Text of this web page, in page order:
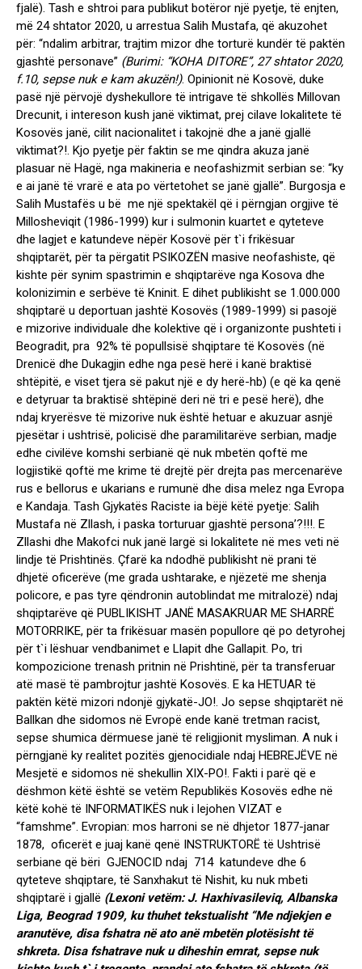
fjalë). Tash e shtroi para publikut botëror një pyetje, të enjten,
më 24 shtator 2020, u arrestua Salih Mustafa, që akuzohet
për: “ndalim arbitrar, trajtim mizor dhe torturë kundër të paktën
gjashtë personave” (Burimi: “KOHA DITORE”, 27 shtator 2020,
f.10, sepse nuk e kam akuzën!). Opinionit në Kosovë, duke
pasë një përvojë dyshekullore të intrigave të shkollës Millovan
Drecunit, i intereson kush janë viktimat, prej cilave lokalitete të
Kosovës janë, cilit nacionalitet i takojnë dhe a janë gjallë
viktimat?!. Kjo pyetje për faktin se me qindra akuza janë
plasuar në Hagë, nga makineria e neofashizmit serbian se: “ky
e ai janë të vrarë e ata po vërtetohet se janë gjallë”. Burgosja e
Salih Mustafës u bë me një spektakël që i përngjan orgjive të
Millosheviqit (1986-1999) kur i sulmonin kuartet e qyteteve
dhe lagjet e katundeve nëpër Kosovë për t`i frikësuar
shqiptarët, për ta përgatit PSIKOZËN masive neofashiste, që
kishte për synim spastrimin e shqiptarëve nga Kosova dhe
kolonizimin e serbëve të Kninit. E dihet publikisht se 1.000.000
shqiptarë u deportuan jashtë Kosovës (1989-1999) si pasojë
e mizorive individuale dhe kolektive që i organizonte pushteti i
Beogradit, pra 92% të popullsisë shqiptare të Kosovës (në
Drenicë dhe Dukagjin edhe nga pesë herë i kanë braktisë
shtëpitë, e viset tjera së pakut një e dy herë-hb) (e që ka qenë
e detyruar ta braktisë shtëpinë deri në tri e pesë herë), dhe
ndaj kryerësve të mizorive nuk është hetuar e akuzuar asnjë
pjesëtar i ushtrisë, policisë dhe paramilitarëve serbian, madje
edhe civilëve komshi serbianë që nuk mbetën qoftë me
logjistikë qoftë me krime të drejtë për drejta pas mercenarëve
rus e bellorus e ukarians e rumunë dhe disa melez nga Evropa
e Kandaja. Tash Gjykatës Raciste ia bëjë këtë pyetje: Salih
Mustafa në Zllash, i paska torturuar gjashtë persona’?!!!. E
Zllashi dhe Makofci nuk janë largë si lokalitete në mes veti në
lindje të Prishtinës. Çfarë ka ndodhë publikisht në prani të
dhjetë oficerëve (me grada ushtarake, e njëzetë me shenja
policore, e pas tyre qëndronin autoblindat me mitralozë) ndaj
shqiptarëve që PUBLIKISHT JANË MASAKRUAR ME SHARRË
MOTORRIKE, për ta frikësuar masën popullore që po detyrohej
për t`i lëshuar vendbanimet e Llapit dhe Gallapit. Po, tri
kompozicione trenash pritnin në Prishtinë, për ta transferuar
atë masë të pambrojtur jashtë Kosovës. E ka HETUAR të
paktën këtë mizori ndonjë gjykatë-JO!. Jo sepse shqiptarët në
Ballkan dhe sidomos në Evropë ende kanë tretman racist,
sepse shumica dërmuese janë të religjionit mysliman. A nuk i
përngjanë ky realitet pozitës gjenocidiale ndaj HEBREJËVE në
Mesjetë e sidomos në shekullin XIX-PO!. Fakti i parë që e
dëshmon këtë është se vetëm Republikës Kosovës edhe në
këtë kohë të INFORMATIKËS nuk i lejohen VIZAT e
“famshme”. Evropian: mos harroni se në dhjetor 1877-janar
1878, oficerët e juaj kanë qenë INSTRUKTORË të Ushtrisë
serbiane që bëri GJENOCID ndaj 714 katundeve dhe 6
qyteteve shqiptare, të Sanxhakut të Nishit, ku nuk mbeti
shqiptarë i gjallë (Lexoni vetëm: J. Haxhivasileviq, Albanska
Liga, Beograd 1909, ku thuhet tekstualisht “Me ndjekjen e
aranutëve, disa fshatra në ato anë mbetën plotësisht të
shkreta. Disa fshatrave nuk u diheshin emrat, sepse nuk